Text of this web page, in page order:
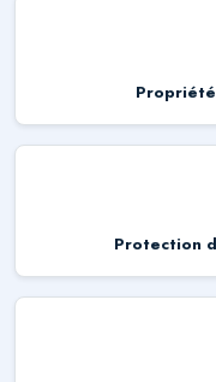
Protection